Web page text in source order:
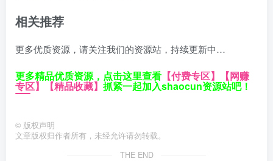
相关推荐
更多优质资源，请关注我们的资源站，持续更新中…
更多精品优质资源，点击这里查看 【付费专区】 【网赚
专区】 【精品收藏】 抓紧一起加入shaocun资源站吧！
© 版权声明
文章版权归作者所有，未经允许请勿转载。
THE END